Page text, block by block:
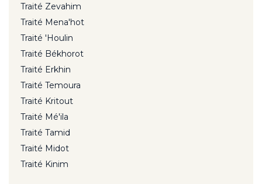
Traité Zevahim
Traité Mena'hot
Traité 'Houlin
Traité Békhorot
Traité Erkhin
Traité Temoura
Traité Kritout
Traité Mé'ila
Traité Tamid
Traité Midot
Traité Kinim